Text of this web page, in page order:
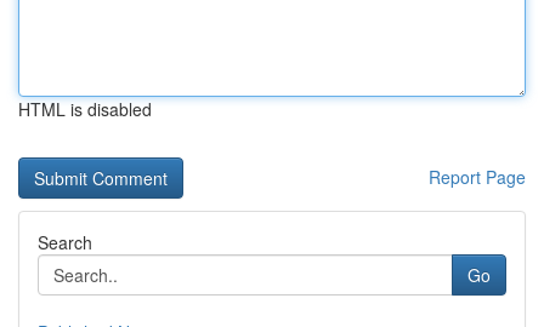
HTML is disabled
Report Page
Search
Go